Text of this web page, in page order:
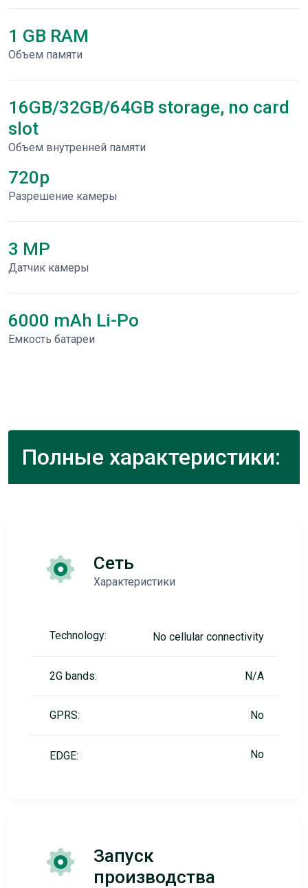
1 GB RAM
Объем памяти
16GB/32GB/64GB storage, no card
slot
Объем внутренней памяти
720p
Разрешение камеры
3 MP
Датчик камеры
6000 mAh Li-Po
Емкость батареи
Полные характеристики:
Сеть
Характеристики
Technology: No cellular connectivity
2G bands: N/A
GPRS: No
EDGE: No
Запуск
производства